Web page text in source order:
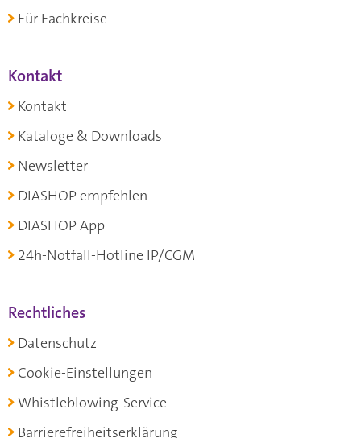
Für Fachkreise
Kontakt
Kontakt
Kataloge & Downloads
Newsletter
DIASHOP empfehlen
DIASHOP App
24h-Notfall-Hotline IP/CGM
Rechtliches
Datenschutz
Cookie-Einstellungen
Whistleblowing-Service
Barrierefreiheitserklärung